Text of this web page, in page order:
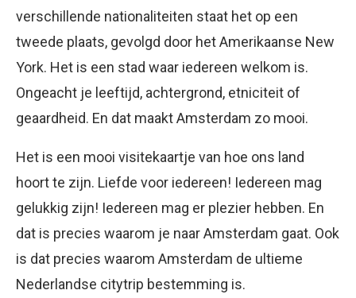
verschillende nationaliteiten staat het op een
tweede plaats, gevolgd door het Amerikaanse New
York. Het is een stad waar iedereen welkom is.
Ongeacht je leeftijd, achtergrond, etniciteit of
geaardheid. En dat maakt Amsterdam zo mooi.
Het is een mooi visitekaartje van hoe ons land
hoort te zijn. Liefde voor iedereen! Iedereen mag
gelukkig zijn! Iedereen mag er plezier hebben. En
dat is precies waarom je naar Amsterdam gaat. Ook
is dat precies waarom Amsterdam de ultieme
Nederlandse citytrip bestemming is.